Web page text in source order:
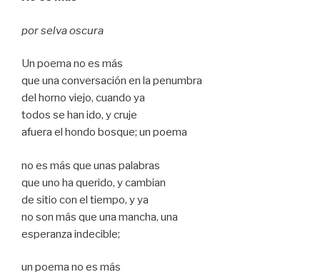
por selva oscura
Un poema no es más
que una conversación en la penumbra
del horno viejo, cuando ya
todos se han ido, y cruje
afuera el hondo bosque; un poema
no es más que unas palabras
que uno ha querido, y cambian
de sitio con el tiempo, y ya
no son más que una mancha, una
esperanza indecible;
un poema no es más